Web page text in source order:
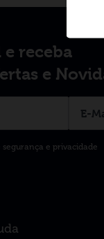
e receba
e
segurança e privacidade